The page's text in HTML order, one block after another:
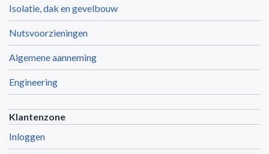
Isolatie, dak en gevelbouw
Nutsvoorzieningen
Algemene aanneming
Engineering
Klantenzone
Inloggen